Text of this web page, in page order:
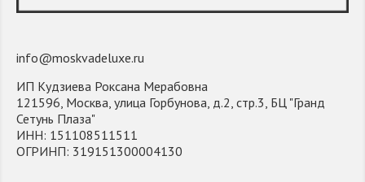
info@moskvadeluxe.ru
ИП Кудзиева Роксана Мерабовна
121596, Москва, улица Горбунова, д.2, стр.3, БЦ "Гранд
Сетунь Плаза"
ИНН: 151108511511
ОГРИНП: 319151300004130